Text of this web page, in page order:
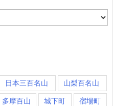
日本三百名山 山梨百名山
多摩百山 城下町 宿場町